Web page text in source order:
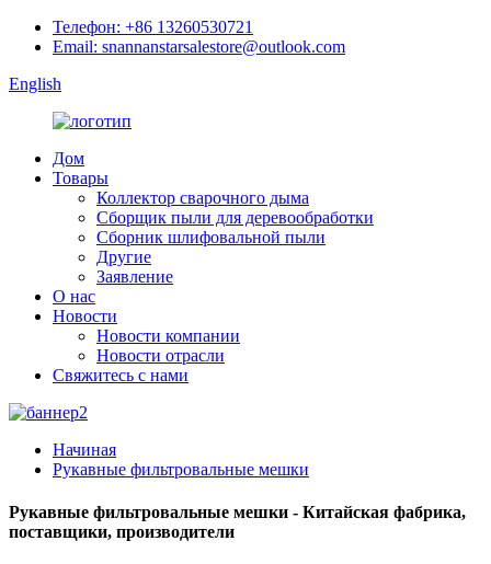
Телефон: +86 13260530721
Email: snannanstarsalestore@outlook.com
English
Дом
Товары
Коллектор сварочного дыма
Сборщик пыли для деревообработки
Сборник шлифовальной пыли
Другие
Заявление
О нас
Новости
Новости компании
Новости отрасли
Свяжитесь с нами
Начиная
Рукавные фильтровальные мешки
Рукавные фильтровальные мешки - Китайская фабрика,
поставщики, производители